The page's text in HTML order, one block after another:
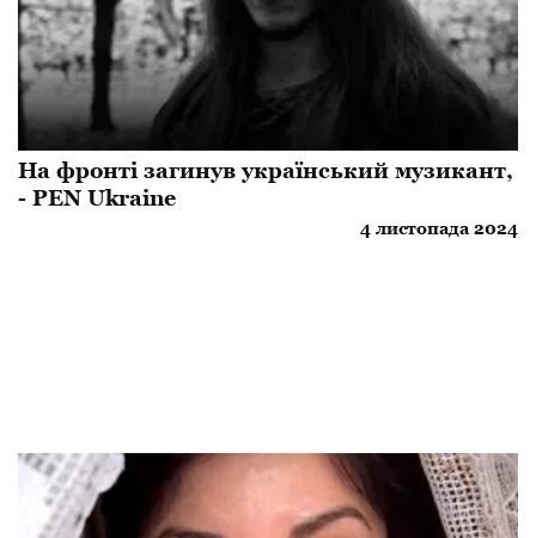
На фронті загинув український музикант,
- PEN Ukraine
4 листопада 2024